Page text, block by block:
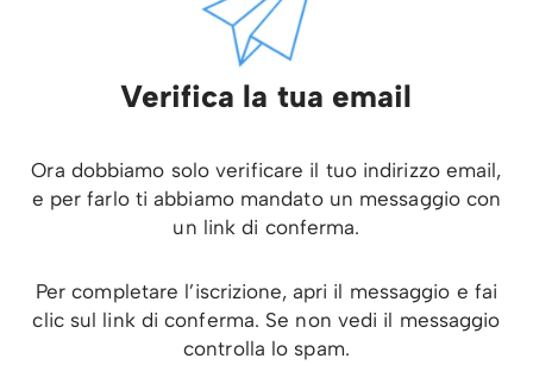
Verifica la tua email
Ora dobbiamo solo verificare il tuo indirizzo email,
e per farlo ti abbiamo mandato un messaggio con
un link di conferma.
Per completare l’iscrizione, apri il messaggio e fai
clic sul link di conferma. Se non vedi il messaggio
controlla lo spam.